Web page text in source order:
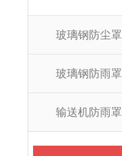
玻璃钢防尘罩
玻璃钢防雨罩
输送机防雨罩